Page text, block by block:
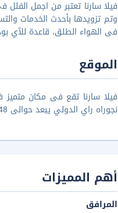
وتم تزويدها بأحدث الخدمات
فى الهواء الطلق، قاعدة للآي
الموقع
نجوراه راي الدولي يبعد حوالى 48 كم بالسيارة.
أهم المميزات
المرافق